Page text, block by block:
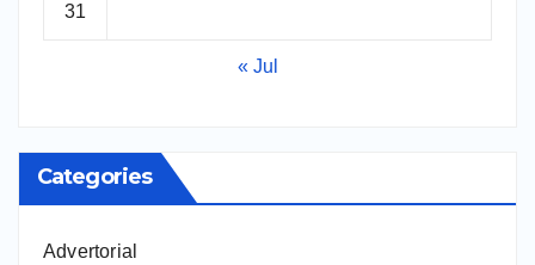
31
« Jul
Categories
Advertorial